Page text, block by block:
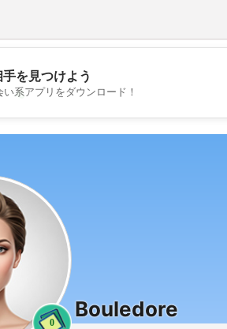
💖
を見つけよう
系アプリをダウンロード！
0
Bouledore